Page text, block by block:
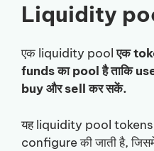
Liquidity
एक liquidity poolएक
funds का pool है ताकि
buy और sell कर सकें.
यह liquidity pool
configure की जाती है,